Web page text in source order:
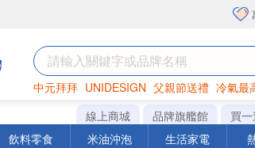
中元拜拜 UNIDESIGN 父親節送禮 冷氣最
罐頭 海苔 洋芋片
線上商城 品牌旗艦館 買
飲料零食 米油沖泡 生活家電